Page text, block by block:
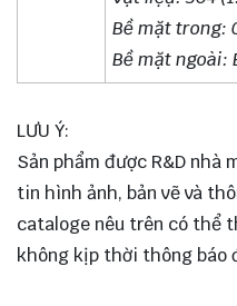
Bề mặt trong:
Bề mặt ngoài:
LƯU Ý:
Sản phẩm được R&D
tin hình ảnh, bản vẽ và
cataloge nêu trên có thể
không kịp thời thông báo